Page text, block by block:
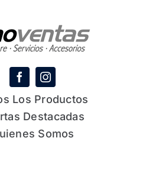
Los Productos
Destacadas
Somos